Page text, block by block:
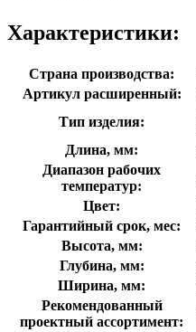
Характеристики:
Страна производства:
Артикул расширенный:
Тип изделия:
Длина, мм:
Диапазон рабочих
температур:
Цвет:
Гарантийный срок, мес:
Высота, мм:
Глубина, мм:
Ширина, мм:
Рекомендованный
проектный ассортимент: